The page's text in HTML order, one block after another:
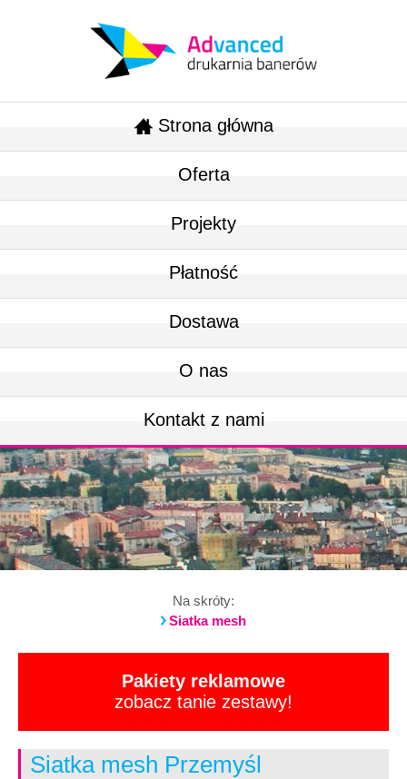
Strona główna
Oferta
Projekty
Płatność
Dostawa
O nas
Kontakt z nami
Na skróty:
Siatka mesh
Pakiety reklamowe
zobacz tanie zestawy!
Siatka mesh Przemyśl